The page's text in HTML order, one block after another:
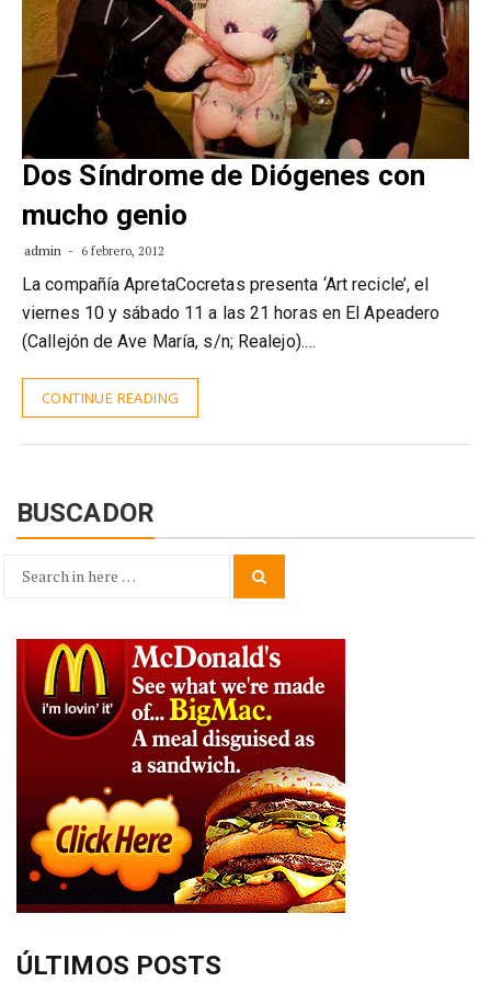
Dos Síndrome de Diógenes con
mucho genio
admin 6 febrero, 2012
La compañía ApretaCocretas presenta ‘Art recicle’, el
viernes 10 y sábado 11 a las 21 horas en El Apeadero
(Callejón de Ave María, s/n; Realejo).…
CONTINUE READING
BUSCADOR
Search
ÚLTIMOS POSTS